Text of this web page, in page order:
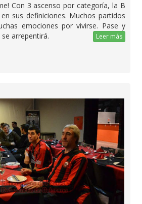
Con 3 ascenso por categoría, la B
sus definiciones. Muchos partidos
emociones por vivirse. Pase y
arrepentirá.
Leer más